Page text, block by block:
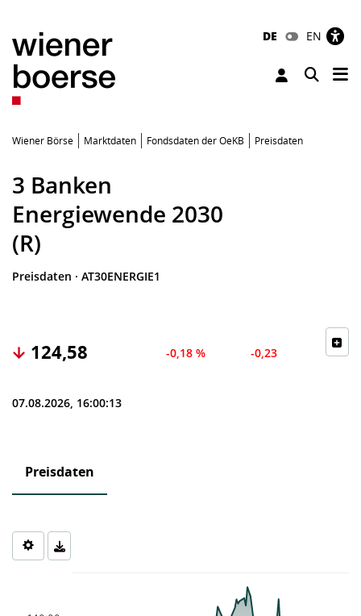
DE EN
Toggle
Wiener Börse Marktdaten Fondsdaten der OeKB Preisdaten
3 Banken
Energiewende 2030
(R)
Preisdaten · AT30ENERGIE1
124,58 -0,18 % -0,23
07.08.2026, 16:00:13
Preisdaten
Chart
The chart has 1 X axis displaying Time. Data ranges from 2026-